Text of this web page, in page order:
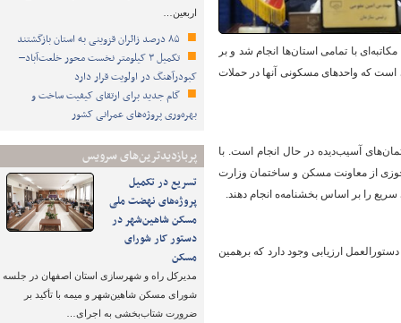
اربعین…
تکمیل ۳ کیلومتر نخست محور خلعت‌آباد–
کبودرآهنگ در اولویت قرار دارد
گام جدید برای ارتقای کیفیت ساخت و
بهره‌وری پروژه‌های عمرانی کشور
پربازدیدترین‌های سرویس
تسریع در تکمیل
پروژه‌های نهضت ملی
مسکن شاهین‌شهر در
دستور کار شورای
مسکن
مدیرکل راه و شهرسازی استان اصفهان در جلسه
شورای مسکن شاهین‌شهر و میمه با تأکید بر
ضرورت شتاب‌بخشی به اجرای…
با تمامی استان‌ها انجام شد و بر
است که واحدهای مسکونی آنها در حملات
آسیب‌دیده در حال انجام است. با
از معاونت مسکن و ساختمان وزارت
را بر اساس بخشنامه‌ه انجام دهند.
ارزیابی وجود دارد که برهمین